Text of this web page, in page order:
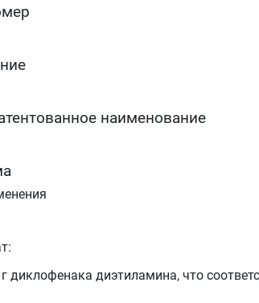
наименование
диклофенака диэтиламина, что